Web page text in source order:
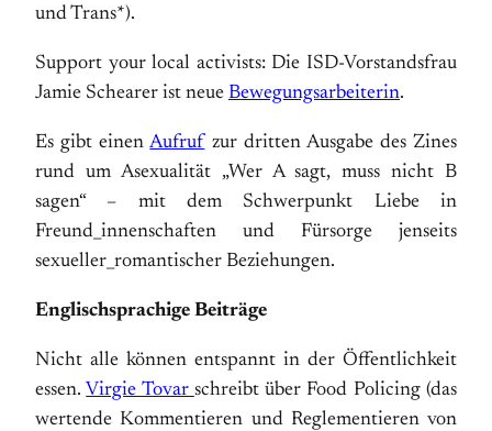
und Trans*).
Support your local activists: Die ISD-Vorstandsfrau
Jamie Schearer ist neue Bewegungsarbeiterin.
Es gibt einenAufruf zur dritten Ausgabe des Zines
rund um Asexualität „Wer A sagt, muss nicht B
sagen“ – mit dem Schwerpunkt Liebe in
Freund_innenschaften und Fürsorge jenseits
sexueller_romantischer Beziehungen.
Englischsprachige Beiträge
Nicht alle können entspannt in der Öffentlichkeit
essen. Virgie Tovar schreibt über Food Policing (das
wertende Kommentieren und Reglementieren von